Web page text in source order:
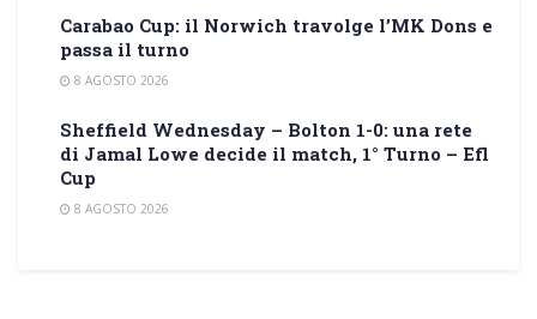
Carabao Cup: il Norwich travolge l’MK Dons e
passa il turno
8 AGOSTO 2026
Sheffield Wednesday – Bolton 1-0: una rete
di Jamal Lowe decide il match, 1° Turno – Efl
Cup
8 AGOSTO 2026